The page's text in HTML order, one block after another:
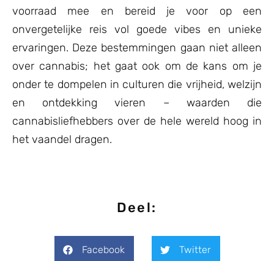
voorraad mee en bereid je voor op een
onvergetelijke reis vol goede vibes en unieke
ervaringen. Deze bestemmingen gaan niet alleen
over cannabis; het gaat ook om de kans om je
onder te dompelen in culturen die vrijheid, welzijn
en ontdekking vieren – waarden die
cannabisliefhebbers over de hele wereld hoog in
het vaandel dragen.
Deel:
Facebook Twitter